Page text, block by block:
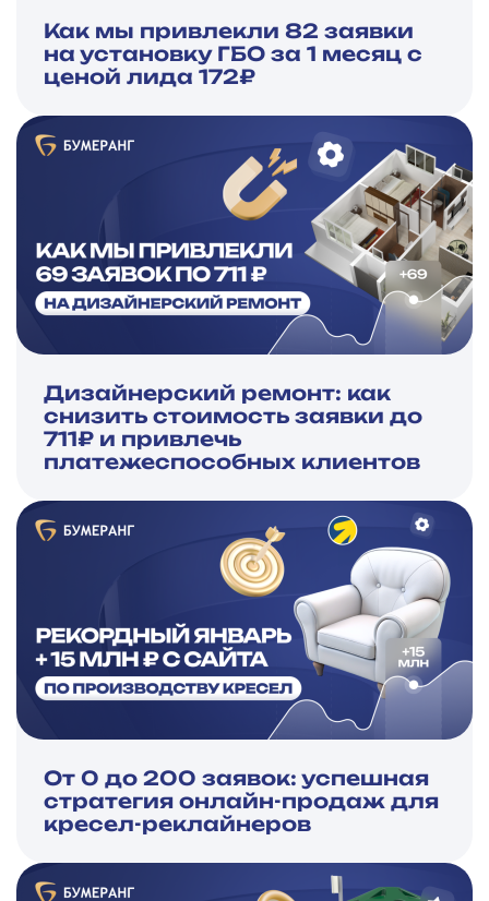
Как мы привлекли 82 заявки
на установку ГБО за 1 месяц с
ценой лида 172₽
Дизайнерский ремонт: как
снизить стоимость заявки до
711₽ и привлечь
платежеспособных клиентов
От 0 до 200 заявок: успешная
стратегия онлайн-продаж для
кресел-реклайнеров